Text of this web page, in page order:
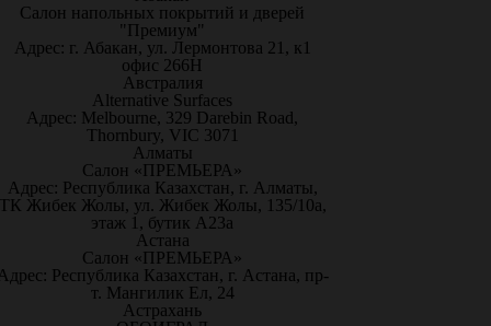
Салон напольных покрытий и дверей
"Премиум"
Адрес: г. Абакан, ул. Лермонтова 21, к1
офис 266Н
Австралия
Alternative Surfaces
Адрес: Melbourne, 329 Darebin Road,
Thornbury, VIC 3071
Алматы
Салон «ПРЕМЬЕРА»
Адрес: Республика Казахстан, г. Алматы,
Жибек Жолы, ул. Жибек Жолы, 135/10а,
этаж 1, бутик А23а
Астана
Салон «ПРЕМЬЕРА»
Республика Казахстан, г. Астана, пр-
т. Мангилик Ел, 24
Астрахань